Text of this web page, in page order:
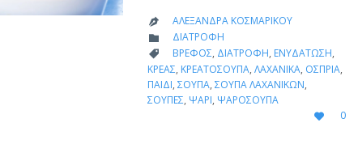
 ΑΛΕΞΆΝΔΡΑ ΚΟΣΜΑΡΊΚΟΥ
 CATEGORY
ΔΙΑΤΡΟΦΉ
 CATEGORY
ΒΡΈΦΟΣ, ΔΙΑΤΡΟΦΉ, ΕΝΥΔΆΤΩΣΗ,
ΚΡΈΑΣ, ΚΡΕΑΤΌΣΟΥΠΑ, ΛΑΧΑΝΙΚΆ, ΌΣΠΡΙΑ,
ΠΑΙΔΊ, ΣΟΎΠΑ, ΣΟΎΠΑ ΛΑΧΑΝΙΚΏΝ,
ΣΟΎΠΕΣ, ΨΆΡΙ, ΨΑΡΌΣΟΥΠΑ

LOVE
IT
0